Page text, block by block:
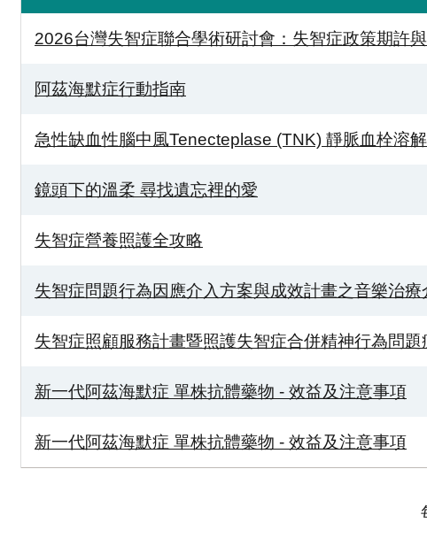
2026台灣失智症聯合學術研討會：失智症政策期許
阿茲海默症行動指南
急性缺血性腦中風Tenecteplase (TNK) 靜脈血栓溶
鏡頭下的溫柔 尋找遺忘裡的愛
失智症營養照護全攻略
失智症問題行為因應介入方案與成效計畫之音樂治療
失智症照顧服務計畫暨照護失智症合併精神行為問題
新一代阿茲海默症 單株抗體藥物 - 效益及注意事項
新一代阿茲海默症 單株抗體藥物 - 效益及注意事項